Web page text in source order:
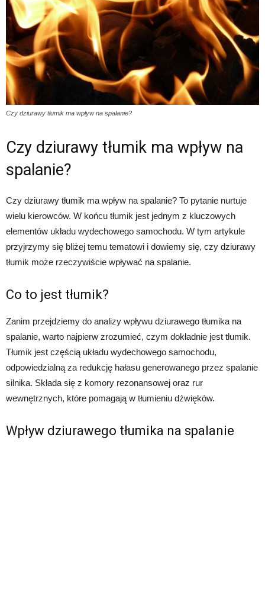
Czy dziurawy tłumik ma wpływ na spalanie?
Czy dziurawy tłumik ma wpływ na
spalanie?
Czy dziurawy tłumik ma wpływ na spalanie? To pytanie nurtuje
wielu kierowców. W końcu tłumik jest jednym z kluczowych
elementów układu wydechowego samochodu. W tym artykule
przyjrzymy się bliżej temu tematowi i dowiemy się, czy dziurawy
tłumik może rzeczywiście wpływać na spalanie.
Co to jest tłumik?
Zanim przejdziemy do analizy wpływu dziurawego tłumika na
spalanie, warto najpierw zrozumieć, czym dokładnie jest tłumik.
Tłumik jest częścią układu wydechowego samochodu,
odpowiedzialną za redukcję hałasu generowanego przez spalanie
silnika. Składa się z komory rezonansowej oraz rur
wewnętrznych, które pomagają w tłumieniu dźwięków.
Wpływ dziurawego tłumika na spalanie